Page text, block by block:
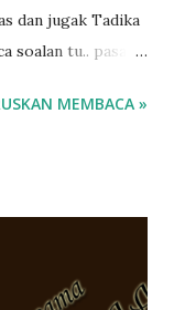
dan jugak Tadika
soalan tu.. pasal
aku hentam je
balik terasa
dan kami
masuk 2 tahun
MEMBACA »